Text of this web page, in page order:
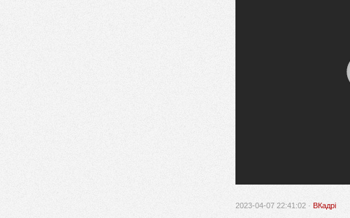
2023-04-07 22:41:02 · ВКадрі